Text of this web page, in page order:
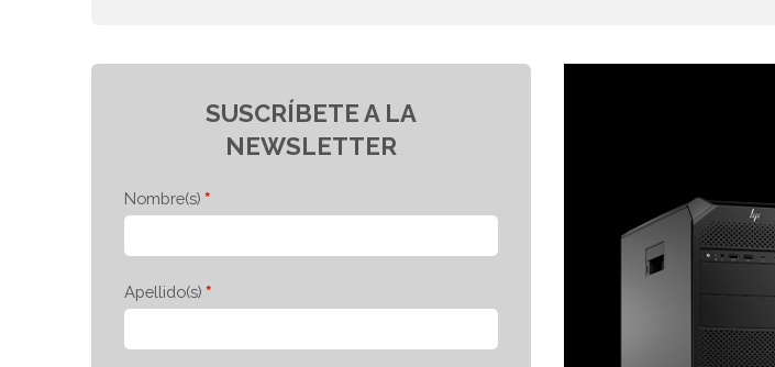
SUSCRÍBETE A LA
NEWSLETTER
Nombre(s)
Apellido(s)